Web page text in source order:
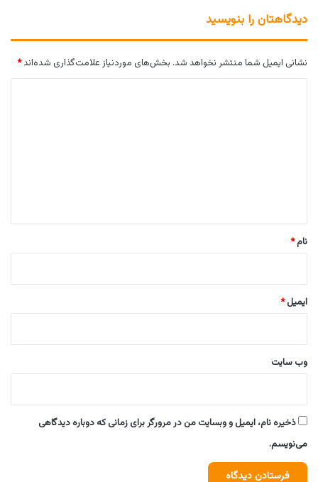
دیدگاهتان را بنویسید
نشانی ایمیل شما منتشر نخواهد شد. بخش‌های موردنیاز علامت‌گذاری شده‌اند*
نام*
ایمیل*
وب‌ سایت
ذخیره نام، ایمیل و وبسایت من در مرورگر برای زمانی که دوباره دیدگاهی
می‌نویسم.